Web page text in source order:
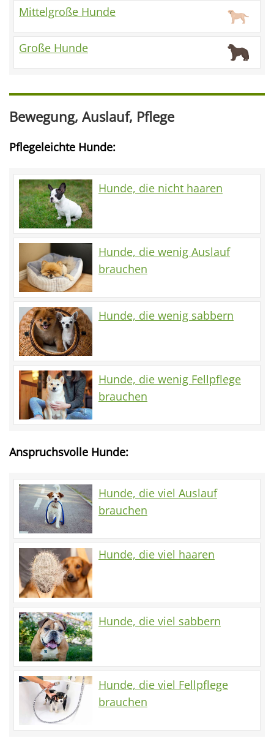
Mittelgroße Hunde
Große Hunde
Bewegung, Auslauf, Pflege
Pflegeleichte Hunde:
Hunde, die nicht haaren
Hunde, die wenig Auslauf
brauchen
Hunde, die wenig sabbern
Hunde, die wenig Fellpflege
brauchen
Anspruchsvolle Hunde:
Hunde, die viel Auslauf
brauchen
Hunde, die viel haaren
Hunde, die viel sabbern
Hunde, die viel Fellpflege
brauchen